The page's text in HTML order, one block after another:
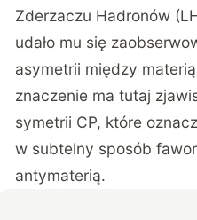
Zderzaczu Hadronów
udało mu się
asymetrii między
znaczenie ma tutaj
symetrii CP, które
w subtelny sposób
antymaterią.